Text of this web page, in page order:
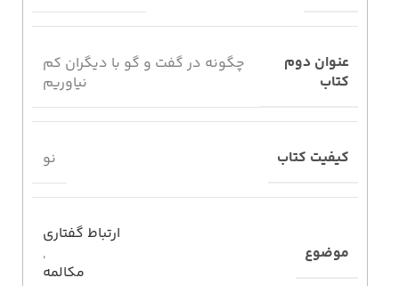
عنوان دوم
کتاب
چگونه در گفت و گو با دیگران کم
نیاوریم
کیفیت کتاب نو
موضوع
ارتباط گفتاری
,
مکالمه